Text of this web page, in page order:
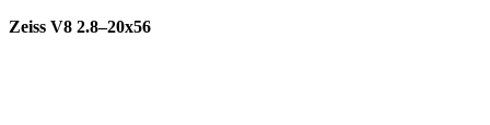
Zeiss V8 2.8–20x56